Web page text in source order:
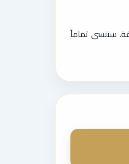
ستنسى تماماً